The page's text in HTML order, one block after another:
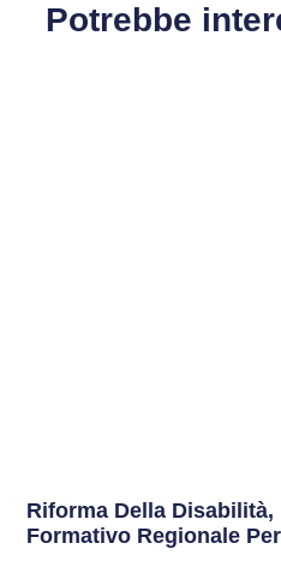
Potrebbe
Riforma Della
Formativo Regionale